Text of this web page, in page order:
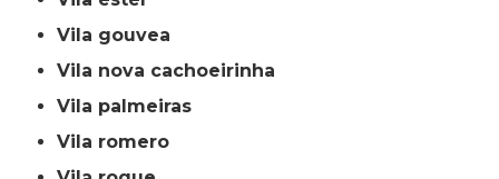
vila gouvea
vila nova cachoeirinha
vila palmeiras
vila romero